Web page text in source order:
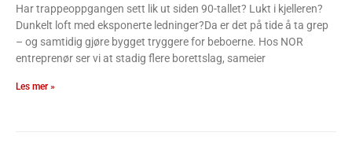
Har trappeoppgangen sett lik ut siden 90-tallet? Lukt i kjelleren?
Dunkelt loft med eksponerte ledninger?Da er det på tide å ta grep
– og samtidig gjøre bygget tryggere for beboerne. Hos NOR
entreprenør ser vi at stadig flere borettslag, sameier
Les mer »